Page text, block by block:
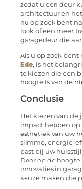
zodat u een deur
architectuur en
nu op zoek bent
look of een meer
garagedeur die
Als u op zoek
Ede, is het
te kiezen die een
hoogte is van de
Conclusie
Het kiezen van de
impact hebben op
esthetiek van uw
slimme, energie-
past bij uw
Door op de
innovaties in
keuze maken die